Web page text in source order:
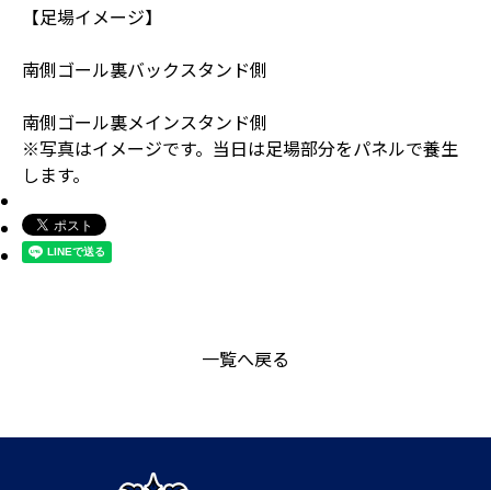
【足場イメージ】
南側ゴール裏バックスタンド側
南側ゴール裏メインスタンド側
※写真はイメージです。当日は足場部分をパネルで養生
します。
一覧へ戻る